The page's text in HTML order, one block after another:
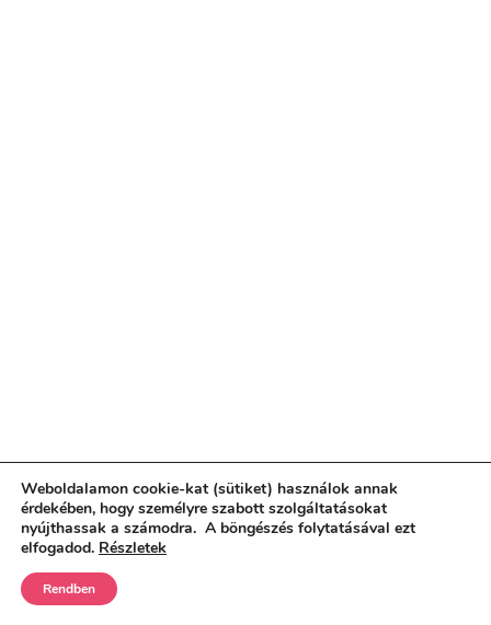
Weboldalamon cookie-kat (sütiket) használok annak
érdekében, hogy személyre szabott szolgáltatásokat
nyújthassak a számodra. A böngészés folytatásával ezt
elfogadod. Részletek
Rendben